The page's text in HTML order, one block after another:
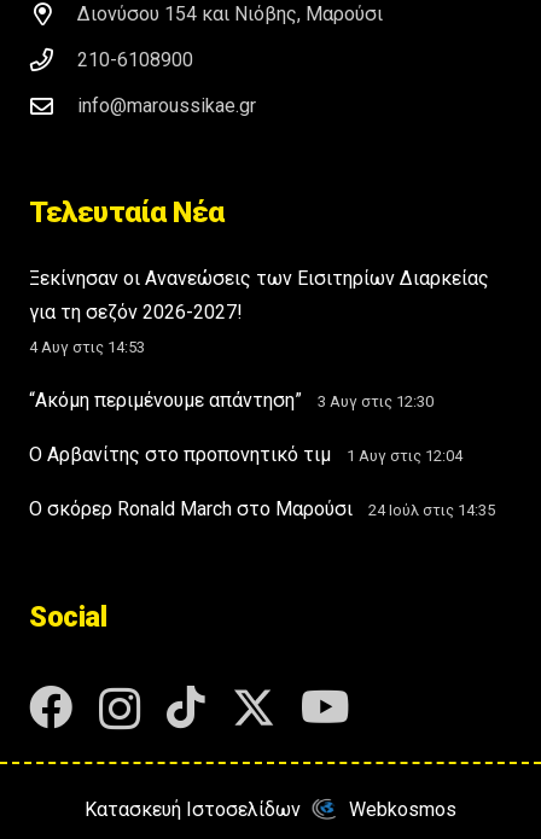
Διονύσου 154 και Νιόβης, Μαρούσι
210-6108900
info@maroussikae.gr
Τελευταία Νέα
Ξεκίνησαν οι Ανανεώσεις των Εισιτηρίων Διαρκείας
για τη σεζόν 2026-2027!
4 Αυγ στις 14:53
“Ακόμη περιμένουμε απάντηση” 3 Αυγ στις 12:30
Ο Αρβανίτης στο προπονητικό τιμ 1 Αυγ στις 12:04
Ο σκόρερ Ronald March στο Μαρούσι 24 Ιούλ στις 14:35
Social
Κατασκευή Ιστοσελίδων Webkosmos